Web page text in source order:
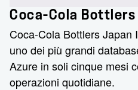
Coca-Cola Bottlers
Coca-Cola Bottlers Japan
uno dei più grandi
Azure in soli cinque mesi
operazioni quotidiane.